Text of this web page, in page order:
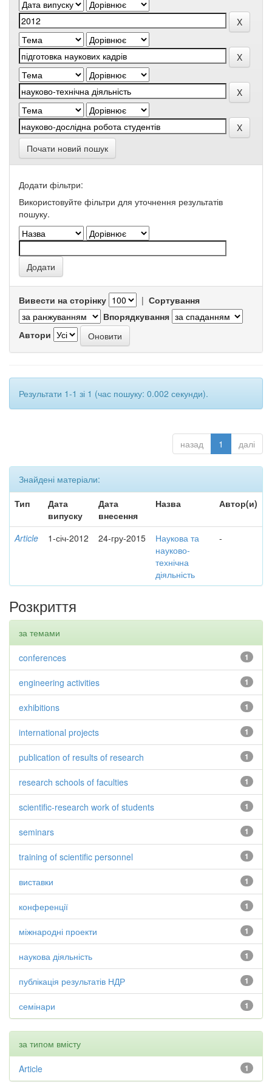
Почати новий пошук
Додати фільтри:
Використовуйте фільтри для уточнення результатів
пошуку.
Вивести на сторінку | Сортування
Впорядкування
Автори
Результати 1-1 зі 1 (час пошуку: 0.002 секунди).
назад 1 далі
Знайдені матеріали:
Тип
Дата
випуску
Дата
внесення
Назва Автор(и)
Article 1-січ-2012 24-гру-2015
Наукова та
науково-
технічна
діяльність
-
Розкриття
за темами
1
conferences
1
engineering activities
1
exhibitions
1
international projects
1
publication of results of research
1
research schools of faculties
1
scientific-research work of students
1
seminars
1
training of scientific personnel
1
виставки
1
конференції
1
міжнародні проекти
1
наукова діяльність
1
публікація результатів НДР
1
семінари
за типом вмісту
1
Article